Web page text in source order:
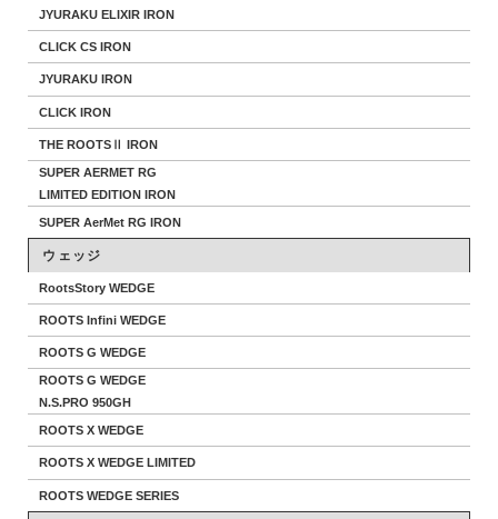
JYURAKU ELIXIR IRON
CLICK CS IRON
JYURAKU IRON
CLICK IRON
THE ROOTSⅡ IRON
SUPER AERMET RG
LIMITED EDITION IRON
SUPER AerMet RG IRON
ウェッジ
RootsStory WEDGE
ROOTS Infini WEDGE
ROOTS G WEDGE
ROOTS G WEDGE
N.S.PRO 950GH
ROOTS X WEDGE
ROOTS X WEDGE LIMITED
ROOTS WEDGE SERIES